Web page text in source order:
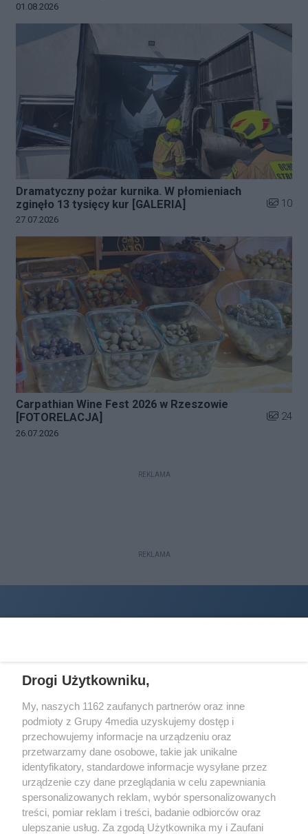
Data dodania galerii:
01.08.2026
Dramatyczny pożar kurnika. W płomieniach
zginęło 13 tysięcy kur [GALERIA]
Liczba
10
Data dodania galerii:
27.07.2026
Carpathian Wine Fest 2026 w Rzeszowie
[FOTORELACJA]
Liczba
24
Data dodania galerii:
26.07.2026
REKLAMA
REKLAMA
Wydawcąhalorzeszow.pljest:
STOWARZYSZENIE INICJATYW SPOŁECZNYCH PERSPEKTYWA
Adres do korespondencji:
ul. Piastów 3/2035-077 Rzeszów
kontakt@halorzeszow.pl
Drogi Użytkowniku,
My, naszych 1162 zaufanych partnerów oraz inne
podmioty z Grupy 4media uzyskujemy dostęp i
przechowujemy informacje na urządzeniu oraz
przetwarzamy dane osobowe, takie jak unikalne
identyfikatory, standardowe informacje wysyłane przez
urządzenie czy dane przeglądania w celu zapewniania
spersonalizowanych reklam, wybór spersonalizowanych
treści, pomiar reklam i treści, badanie odbiorców oraz
ulepszanie usług. Za zgodą Użytkownika my i Zaufani